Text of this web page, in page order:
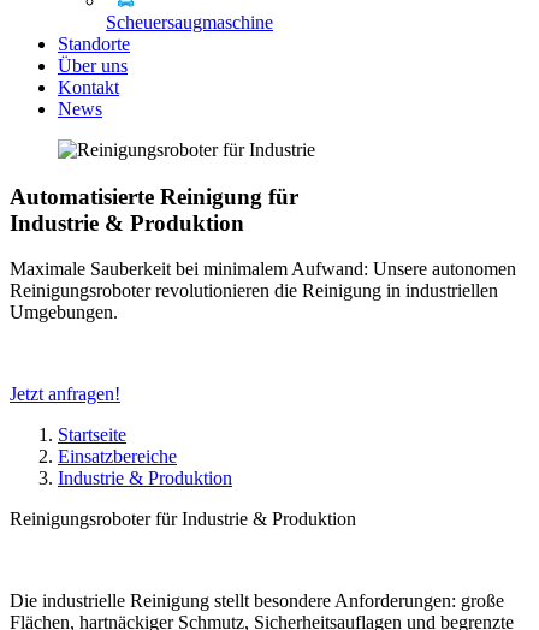
Scheuersaugmaschine
Standorte
Über uns
Kontakt
News
Automatisierte Reinigung für
Industrie & Produktion
Maximale Sauberkeit bei minimalem Aufwand: Unsere autonomen
Reinigungsroboter revolutionieren die Reinigung in industriellen
Umgebungen.
Jetzt anfragen!
Startseite
Einsatzbereiche
Industrie & Produktion
Reinigungsroboter fürIndustrie & Produktion
Die industrielle Reinigung stellt besondere Anforderungen: große
Flächen, hartnäckiger Schmutz, Sicherheitsauflagen und begrenzte